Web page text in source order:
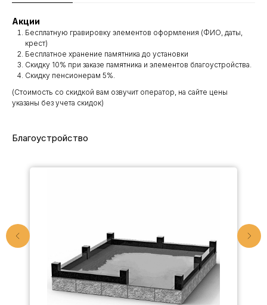
Акции
Бесплатную гравировку элементов оформления (ФИО, даты,
крест)
Бесплатное хранение памятника до установки
Скидку 10% при заказе памятника и элементов благоустройства.
Скидку пенсионерам 5%.
(Стоимость со скидкой вам озвучит оператор, на сайте цены
указаны без учета скидок)
Благоустройство